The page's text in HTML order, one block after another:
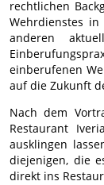
rechtlichen
Wehrdienstes in
anderen
einberufenen
auf die Zukunft
Nach dem
Restaurant
ausklingen
diejenigen, die
direkt ins